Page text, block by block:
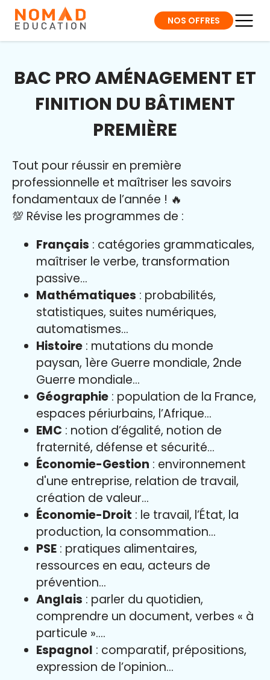
NOS OFFRES
BAC PRO AMÉNAGEMENT ET
FINITION DU BÂTIMENT
PREMIÈRE
Tout pour réussir en première
professionnelle et maîtriser les savoirs
fondamentaux de l’année ! 🔥
💯 Révise les programmes de :
Français : catégories grammaticales,
maîtriser le verbe, transformation
passive…
Mathématiques : probabilités,
statistiques, suites numériques,
automatismes…
Histoire : mutations du monde
paysan, 1ère Guerre mondiale, 2nde
Guerre mondiale…
Géographie : population de la France,
espaces périurbains, l’Afrique…
EMC : notion d’égalité, notion de
fraternité, défense et sécurité…
Économie-Gestion : environnement
d'une entreprise, relation de travail,
création de valeur…
Économie-Droit : le travail, l’État, la
production, la consommation…
PSE : pratiques alimentaires,
ressources en eau, acteurs de
prévention…
Anglais : parler du quotidien,
comprendre un document, verbes « à
particule »….
Espagnol : comparatif, prépositions,
expression de l’opinion…